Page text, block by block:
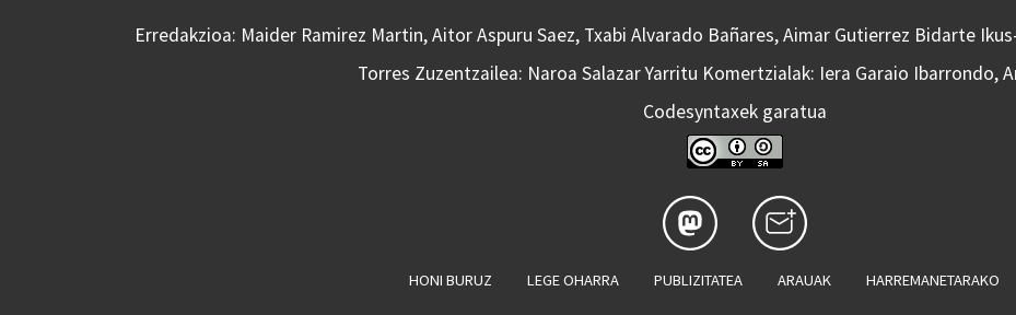
Erredakzioa: Maider Ramirez Martin, Aitor Aspuru Saez, Txabi Alvarado Bañares, Aimar Gutierrez Bidarte
Torres Zuzentzailea: Naroa Salazar Yarritu Komertzialak: Iera Garaio Ibarrondo,
Codesyntaxek garatua
HONI BURUZ LEGE OHARRA PUBLIZITATEA ARAUAK HARREMANETARAKO